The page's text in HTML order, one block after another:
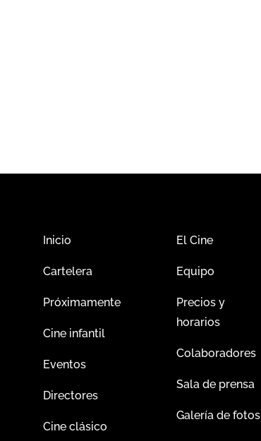
Inicio
Cartelera
Próximamente
Cine infantil
Eventos
Directores
Cine clásico
El Cine
Equipo
Precios y
horarios
Colaboradores
Sala de prensa
Galería de fotos